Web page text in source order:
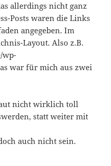
allerdings nicht ganz
Posts waren die Links
angegeben. Im
Layout. Also z.B.
wp-
war für mich aus zwei
nicht wirklich toll
statt weiter mit
auch nicht sein.